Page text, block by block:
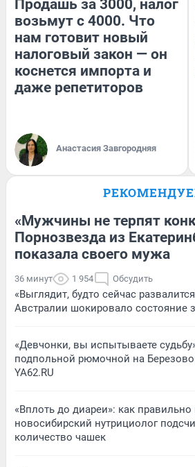
Продашь за 3000, налог
возьмут с 4000. Что
нам готовит новый
налоговый закон — он
коснется импорта и
даже репетиторов
Анастасия Завгородняя
«Мужчины не терпят
Порнозвезда из
показала своего мужа
36 минут 1 954 Обсудить
«Выглядит, будто сейчас
Австралии шокировало состояние
«Девчонки, вы испытываете
подпольной рюмочной на
YA62.RU
«Вплоть до диареи»: как
новосибирский нутрициолог
количество чашек